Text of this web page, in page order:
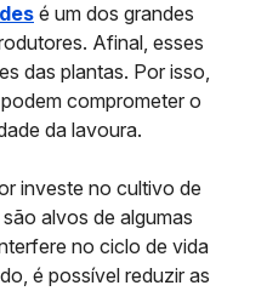
é um dos grandes
Afinal, esses
das plantas. Por isso,
comprometer o
da lavoura.
investe no cultivo de
alvos de algumas
no ciclo de vida
é possível reduzir as